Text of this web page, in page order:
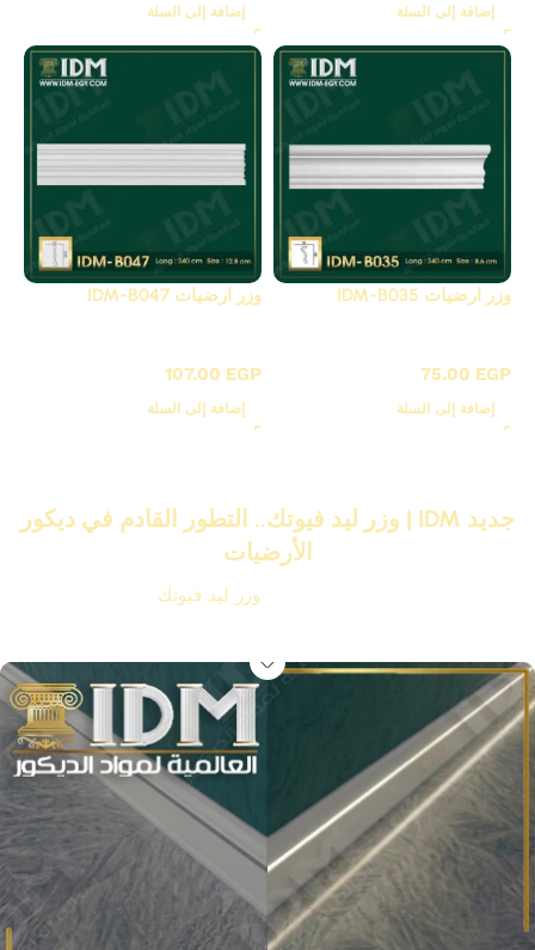
إضافة إلى السلة إضافة إلى السلة
وزر ارضيات IDM-B035
75.00 EGP
إضافة إلى السلة
وزر ارضيات IDM-B047
107.00 EGP
إضافة إلى السلة
جديد IDM | وزر ليد فيوتك.. التطور القادم في ديكور
الأرضيات
وزر ليد فيوتك